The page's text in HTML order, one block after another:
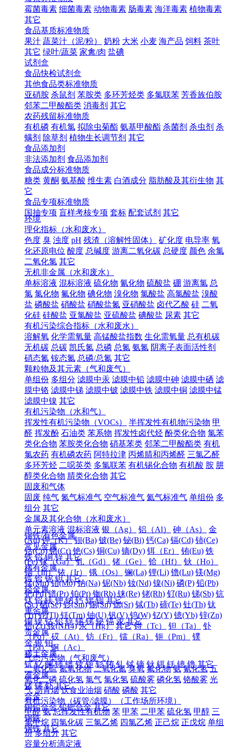
霉菌毒素 细菌毒素 动物毒素 肠毒素 海洋毒素 植物毒素
其它
食品基质标准物质
果汁 蔬菜汁（泥/粉） 奶粉 大米 小麦 海产品 饲料 茶叶
其它 绿叶/蔬菜 家禽/肉 盐碘
试剂盒
食品快检试剂盒
其他食品类标准物质
亚硝胺 杀鼠剂 苯胺类 多环芳烃类 多氯联苯 芳香族伯胺
邻苯二甲酸酯类 消毒剂 其它
农药残留标准物质
有机磷 有机氯 拟除虫菊酯 氨基甲酸酯 杀菌剂 杀虫剂 杀
螨剂 除草剂 植物生长调节剂 其它
食品添加剂
非法添加剂 食品添加剂
食品成分标准物质
糖类 黄酮 氨基酸 维生素 白酒成分 脂肪酸及其衍生物 其
它
食品专项标准物质
国抽专项 盲样考核专项 套标 配套试剂 其它
环境
理化指标（水和废水）
色度 臭 浊度 pH 残渣（溶解性固体） 矿化度 电导率 氧
化还原电位 酸度 总碱度 游离二氧化碳 总硬度 颜色 余氯
二氧化氯 其它
无机非金属（水和废水）
单标溶液 混标溶液 硫化物 氰化物 硫酸盐 硼 游离氯 总
氯 氯化物 氟化物 碘化物 溴化物 氯酸盐 高氯酸盐 溴酸
盐 磷酸盐 硝酸盐 硝酸盐氮 亚硝酸盐 卤代乙酸 硅 二氧
化硅 硅酸盐 亚氯酸盐 亚硫酸盐 碘酸盐 尿素 其它
有机污染综合指标（水和废水）
溶解氧 化学需氧量 高锰酸盐指数 生化需氧量 总有机碳
无机碳 总碳 凯氏氮 总磷 总氮 氨氮 阴离子表面活性剂
硝态氮 铵态氮 总磷/总氮 其它
颗粒物及其元素（气和废气）
单组份 多组分 滤膜中汞 滤膜中铅 滤膜中砷 滤膜中硒 滤
膜中铬 滤膜中锑 滤膜中铍 滤膜中铁 滤膜中铜 滤膜中锰
滤膜中镍 其它
有机污染物（水和气）
挥发性有机污染物（VOCs）
半挥发性有机物污染物 甲
醛 挥发酚 石油类 苯系物 挥发性卤代烃 酚类化合物 氯苯
类化合物 苯胺类化合物 硝基苯类 邻苯二甲酸酯类 有机
氯农药 有机磷农药 阿特拉津 丙烯腈和丙烯醛 三氯乙醛
多环芳烃 二噁英类 多氯联苯 有机锡化合物 有机酸 胺 肼
醇类化合物 腈类化合物 其它
固废和气体
固废 纯气 氮气标准气 空气标准气 氦气标准气 单组份 多
组分 其它
金属及其化合物（水和废水）
单元素溶液 混标溶液 银（Ag） 铝（Al） 砷（As）
金
(Au) 钾（K） 钡(Ba) 铍(Be) 铋(Bi) 钙(Ca) 镉(Cd) 铈(Ce)
钴(Co) 铬(Cr) 铯(Cs) 铜(Cu) 镝(Dy) 铒（Er） 铕(Eu) 铁
(Fe) 镓（Ga） 钆（Gd） 锗（Ge） 铪（Hf）
钬（Ho）
铟（In） 铱（Ir） 锇（Os） 镧(La) 锂(Li) 镥(Lu) 镁(Mg)
锰(Mn) 钼(Mo) 钠(Na) 铌(Nb) 钕(Nd) 镍(Ni) 磷(P) 铅(Pb)
钯(Pd) 镨(Pr) 铂(Pt) 铷(Rb) 铼(Re) 铑(Rh) 钌(Ru) 锑(Sb) 钪
(Sc) 硒(Se) 钐(Sm) 锡(Sn) 锶(Sr) 铽(Tb) 碲(Te) 钍(Th) 钛
(Ti) 铊(Tl) 铥(Tm) 铀(U) 钒(V) 钨(W) 钇(Y) 镱(Yb) 锌(Zn)
锆(Zr) 铵(NH4) 汞（Hg） 其它 锝（Tc） 钽（Ta）
钋
（Po） 砹（At） 钫（Fr） 镭（Ra） 钷（Pm）
镤
（Pa） 锕（Ac）
气态污染物（气和废气）
二氧化硫 氮氧化物 二氧化氮 臭氧 氟化物 氨 氰化氢 五
氧化二磷 硫化氢 氯气 氯化氢 硫酸雾 磷化氢 铬酸雾 光
气 沥青烟 饮食业油烟 硝酸 磷酸 其它
有机污染物（碳管/滤膜）（工作场所环境）
甲醛 氨 总挥发性有机物 苯 甲苯 二甲苯 硫化氢 甲醇 三
氯甲烷 四氯化碳 三氯乙烯 四氯乙烯 正己烷 正戊烷 单组
份 多组分 其它
容量分析滴定液
钢铁/有色金属
常见金属
铁 铝 铜 锌 其它
稀有金属
锆 铪 铌 钽 其它
轻金属
钛 铝 镁 钾 钠 钙 锶 钡 其它
重金属
铜 镍 钴 铅 锌 锡 锑 铋 镉 汞 其它
贵金属
金 银 铂
稀土金属
钪 钇 镧 铈 镨 钕 钷 钐 铕 钆 铽 镝 钬 铒 铥 镱 镥 其它
准金属
锗 锑 钋 其它
合金
铜铅合金 铅钯合金 其它
钢铁
钢铁 其它